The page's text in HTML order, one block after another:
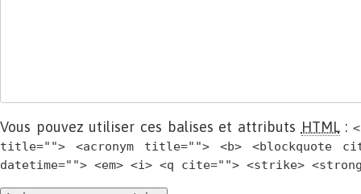
Vous pouvez utiliser ces balises et attributs HTML:
title=""> <acronym title=""> <b> <blockquote
datetime=""> <em> <i> <q cite=""> <strike>